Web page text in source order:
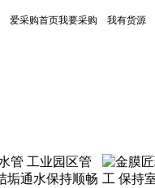
爱采购首页我要采购 我有货源